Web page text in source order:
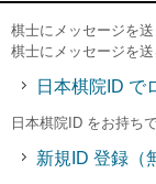
棋士にメッセージを送
棋士にメッセージを
日本棋院ID で
日本棋院ID をお持ち
新規ID 登録（